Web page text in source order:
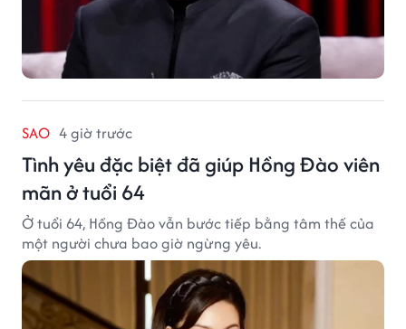
SAO 4 giờ trước
Tình yêu đặc biệt đã giúp Hồng Đào viên
mãn ở tuổi 64
Ở tuổi 64, Hồng Đào vẫn bước tiếp bằng tâm thế của
một người chưa bao giờ ngừng yêu.